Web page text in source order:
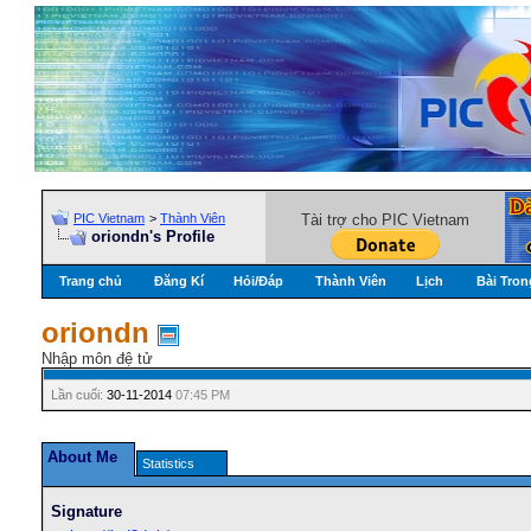
PIC Vietnam > Thành Viên
oriondn's Profile
Tài trợ cho PIC Vietnam
Trang chủ Đăng Kí Hỏi/Ðáp Thành Viên Lịch Bài
oriondn
Nhập môn đệ tử
Lần cuối: 30-11-2014 07:45 PM
About Me Statistics
Signature